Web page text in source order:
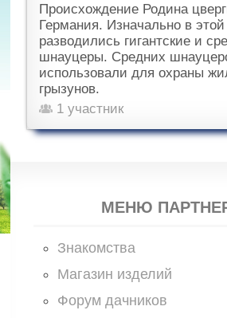
Происхождение Родина
Германия. Изначально в этой
разводились гигантские и
шнауцеры. Средних
использовали для охраны
грызунов.
1 участник
МЕНЮ
Знакомства
Магазин изделий
Форум дачников